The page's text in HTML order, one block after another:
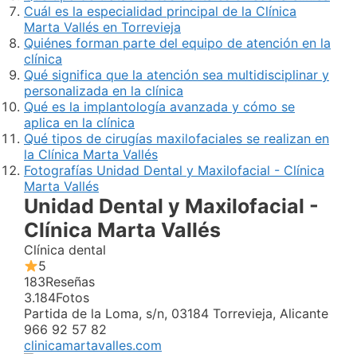
Cuál es la especialidad principal de la Clínica
Marta Vallés en Torrevieja
Quiénes forman parte del equipo de atención en la
clínica
Qué significa que la atención sea multidisciplinar y
personalizada en la clínica
Qué es la implantología avanzada y cómo se
aplica en la clínica
Qué tipos de cirugías maxilofaciales se realizan en
la Clínica Marta Vallés
Fotografías Unidad Dental y Maxilofacial - Clínica
Marta Vallés
Unidad Dental y Maxilofacial -
Clínica Marta Vallés
Clínica dental
5
183Reseñas
3.184Fotos
Partida de la Loma, s/n, 03184 Torrevieja, Alicante
966 92 57 82
clinicamartavalles.com